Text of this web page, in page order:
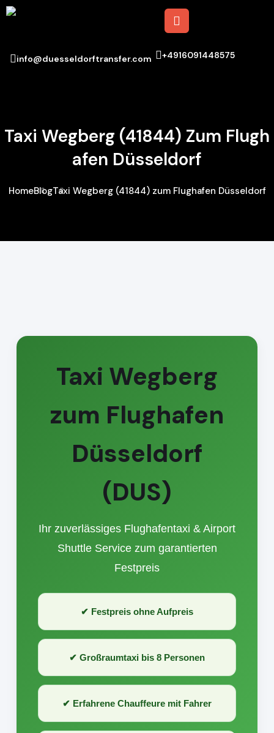
info@duesseldorftransfer.com +4916091448575
Taxi Wegberg (41844) Zum Flugh
Afen Düsseldorf
HomeBlogTaxi Wegberg (41844) zum Flughafen Düsseldorf
Taxi Wegberg
zum Flughafen
Düsseldorf
(DUS)
Ihr zuverlässiges Flughafentaxi & Airport
Shuttle Service zum garantierten
Festpreis
✔ Festpreis ohne Aufpreis
✔ Großraumtaxi bis 8 Personen
✔ Erfahrene Chauffeure mit Fahrer